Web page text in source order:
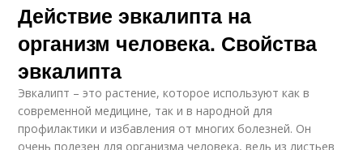
Действие эвкалипта на
организм человека. Свойства
эвкалипта
Эвкалипт – это растение, которое используют как в
современной медицине, так и в народной для
профилактики и избавления от многих болезней. Он
очень полезен для организма человека, ведь из листьев